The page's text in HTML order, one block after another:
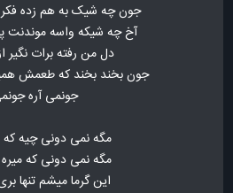
جون چه شیک به هم زده فکر
آخ چه شیکه واسه موندنت
دل من رفته برات نگیر
جون بخند بخند که طعمش
جونمی آره
مگه نمی دونی چیه که
مگه نمی دونی که میره
این گرما میشم تنها